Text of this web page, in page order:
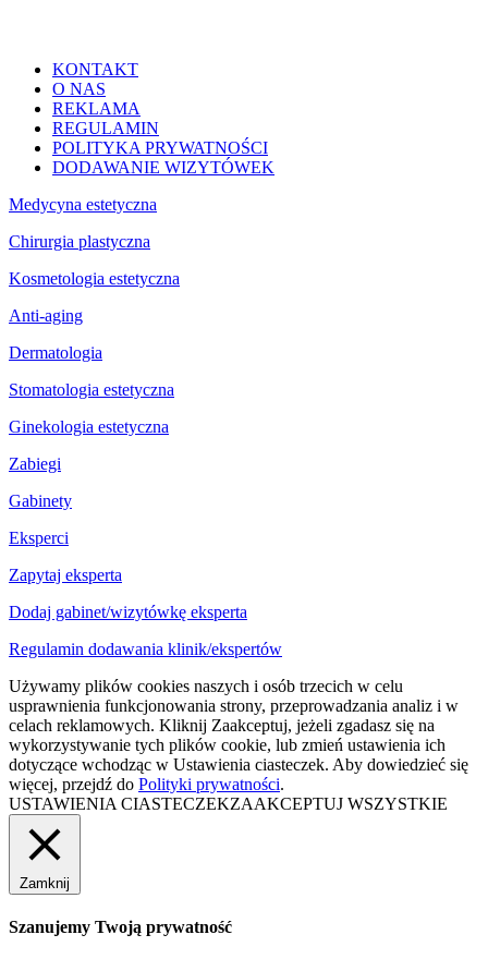
KONTAKT
O NAS
REKLAMA
REGULAMIN
POLITYKA PRYWATNOŚCI
DODAWANIE WIZYTÓWEK
Medycyna estetyczna
Chirurgia plastyczna
Kosmetologia estetyczna
Anti-aging
Dermatologia
Stomatologia estetyczna
Ginekologia estetyczna
Zabiegi
Gabinety
Eksperci
Zapytaj eksperta
Dodaj gabinet/wizytówkę eksperta
Regulamin dodawania klinik/ekspertów
Używamy plików cookies naszych i osób trzecich w celu
usprawnienia funkcjonowania strony, przeprowadzania analiz i w
celach reklamowych. Kliknij Zaakceptuj, jeżeli zgadasz się na
wykorzystywanie tych plików cookie, lub zmień ustawienia ich
dotyczące wchodząc w Ustawienia ciasteczek. Aby dowiedzieć się
więcej, przejdź do Polityki prywatności.
USTAWIENIA CIASTECZEKZAAKCEPTUJ WSZYSTKIE
Zamknij
Szanujemy Twoją prywatność